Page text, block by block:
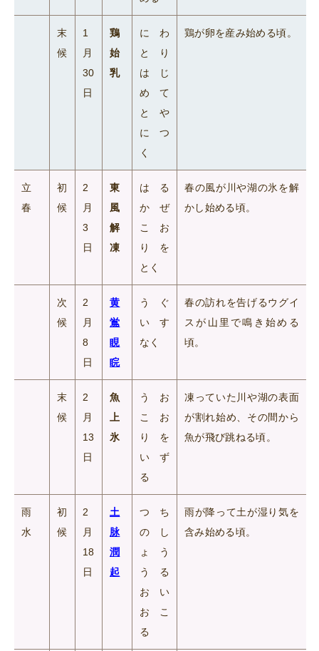
末
候
1
月
30
日
鶏
始
乳
にわ
とり
はじ
めて
とや
につ
く
鶏が卵を産み始める頃。
立
春
初
候
2
月
3
日
東
風
解
凍
はる
かぜ
こお
りを
とく
春の風が川や湖の氷を解
かし始める頃。
次
候
2
月
8
日
黄
鴬
睍
睆
うぐ
いす
なく
春の訪れを告げるウグイ
スが山里で鳴き始める
頃。
末
候
2
月
13
日
魚
上
氷
うお
こお
りを
いず
る
凍っていた川や湖の表面
が割れ始め、その間から
魚が飛び跳ねる頃。
雨
水
初
候
2
月
18
日
土
脉
潤
起
つち
のし
ょう
うる
おい
おこ
る
雨が降って土が湿り気を
含み始める頃。